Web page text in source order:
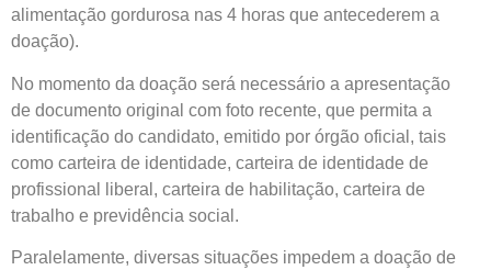
alimentação gordurosa nas 4 horas que antecederem a
doação).
No momento da doação será necessário a apresentação
de documento original com foto recente, que permita a
identificação do candidato, emitido por órgão oficial, tais
como carteira de identidade, carteira de identidade de
profissional liberal, carteira de habilitação, carteira de
trabalho e previdência social.
Paralelamente, diversas situações impedem a doação de